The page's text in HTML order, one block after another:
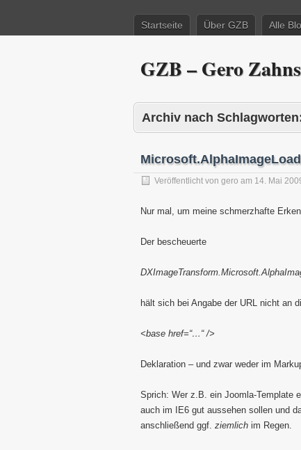
Startseite Über GZB Alle
GZB – Gero
Archiv nach
Veröffentlicht von gero am 14. Mai
Nur mal, um meine schmerzhafte
Der bescheuerte
hält sich bei Angabe der URL nicht an
<base href=“…“ />
Deklaration – und zwar weder im
Sprich: Wer z.B. ein Joomla-Template
auch im IE6 gut aussehen sollen und
anschließend ggf. ziemlich im Regen.